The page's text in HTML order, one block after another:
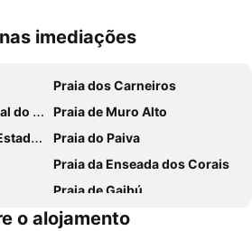
imediações
Praia dos Carneiros
Praia de Muro Alto
Praia do Paiva
Praia da Enseada dos Corais
Praia de Gaibú
Shopping Recife
o alojamento